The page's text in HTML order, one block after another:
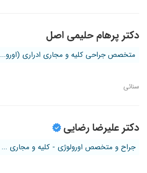
دکتر پرهام حلیمی اصل
متخصص جراحی کلیه و مجاری ادراری (اورو...
سنائی
دکتر علیرضا رضایی
جراح و متخصص اورولوژی - کلیه و مجاری ...